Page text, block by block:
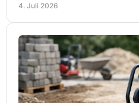
4. Juli 2026